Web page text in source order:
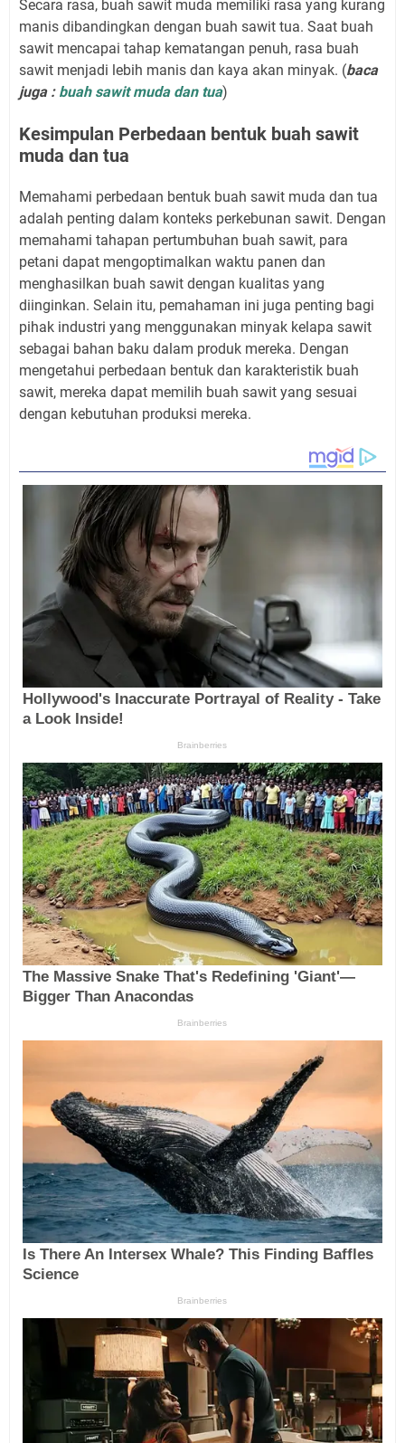
Secara rasa, buah sawit muda memiliki rasa yang kurang
manis dibandingkan dengan buah sawit tua. Saat buah
sawit mencapai tahap kematangan penuh, rasa buah
sawit menjadi lebih manis dan kaya akan minyak. (baca
juga : buah sawit muda dan tua)
Kesimpulan Perbedaan bentuk buah sawit
muda dan tua
Memahami perbedaan bentuk buah sawit muda dan tua
adalah penting dalam konteks perkebunan sawit. Dengan
memahami tahapan pertumbuhan buah sawit, para
petani dapat mengoptimalkan waktu panen dan
menghasilkan buah sawit dengan kualitas yang
diinginkan. Selain itu, pemahaman ini juga penting bagi
pihak industri yang menggunakan minyak kelapa sawit
sebagai bahan baku dalam produk mereka. Dengan
mengetahui perbedaan bentuk dan karakteristik buah
sawit, mereka dapat memilih buah sawit yang sesuai
dengan kebutuhan produksi mereka.